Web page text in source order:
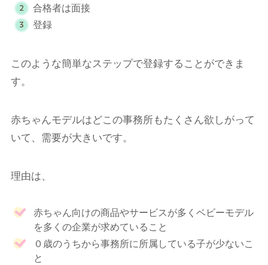
合格者は面接
登録
このような簡単なステップで登録することができま
す。
赤ちゃんモデルはどこの事務所もたくさん欲しがって
いて、需要が大きいです。
理由は、
赤ちゃん向けの商品やサービスが多くベビーモデル
を多くの企業が求めていること
０歳のうちから事務所に所属している子が少ないこ
と